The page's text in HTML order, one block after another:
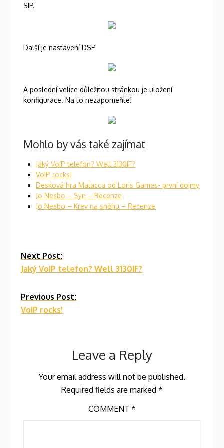
SIP.
Další je nastavení DSP
A poslední velice důležitou stránkou je uložení
konfigurace. Na to nezapomeňte!
Mohlo by vás také zajímat
Jaký VoIP telefon? Well 3130IF?
VoIP rocks!
Desková hra Malacca od Loris Games- první dojmy
Jo Nesbo – Syn – Recenze
Jo Nesbo – Krev na sněhu – Recenze
Continue
Reading
Next Post:
Jaký VoIP telefon? Well 3130IF?
Previous Post:
VoIP rocks!
Leave a Reply
Your email address will not be published.
Required fields are marked *
COMMENT *